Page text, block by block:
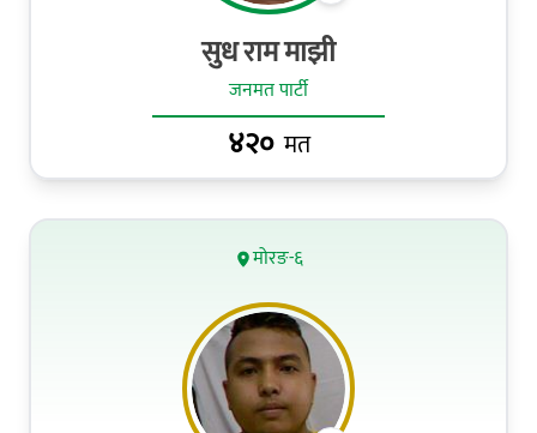
सुध राम माझी
जनमत पार्टी
४२० मत
मोरङ-६